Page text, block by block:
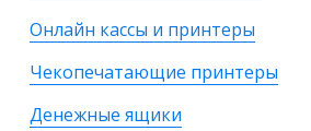
Онлайн кассы и принтеры
Чекопечатающие принтеры
Денежные ящики